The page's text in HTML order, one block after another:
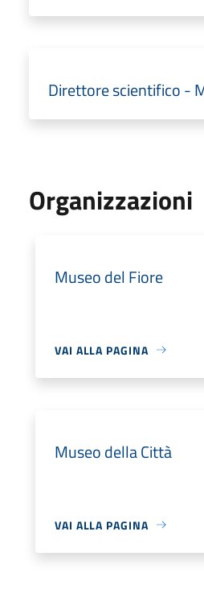
Direttore scientifico -
Organizzazioni
Museo del Fiore
VAI ALLA PAGINA
Museo della Città
VAI ALLA PAGINA